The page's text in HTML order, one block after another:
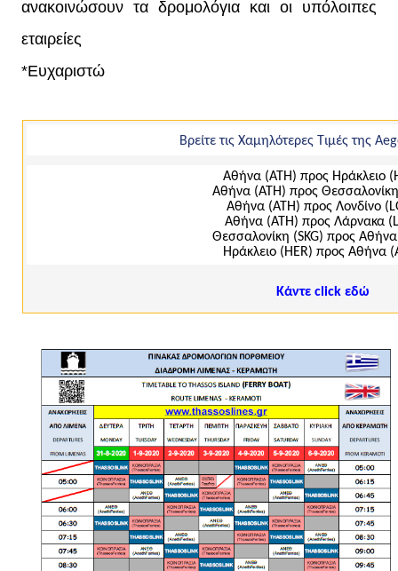
ανακοινώσουν τα δρομολόγια και οι υπόλοιπες
εταιρείες
*Ευχαριστώ
Βρείτε τις Χαμηλότερες Τιμές της
Αθήνα (ΑΤΗ) προς Ηράκλειο
Αθήνα (ΑΤΗ) προς Θεσσαλονίκη
Αθήνα (ΑΤΗ) προς Λονδίνο
Αθήνα (ΑΤΗ) προς Λάρνακα
Θεσσαλονίκη (SKG) προς
Ηράκλειο (ΗΕR) προς Αθήνα
Κάντε click εδώ